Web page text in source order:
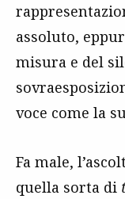
assoluto,
misura e del
voce come la
Fa male,
quella sorta di